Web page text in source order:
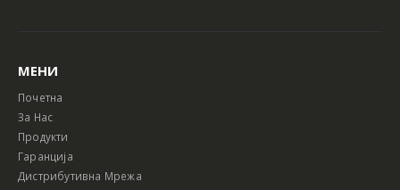
МЕНИ
Почетна
За Нас
Продукти
Гаранција
Дистрибутивна Мрежа